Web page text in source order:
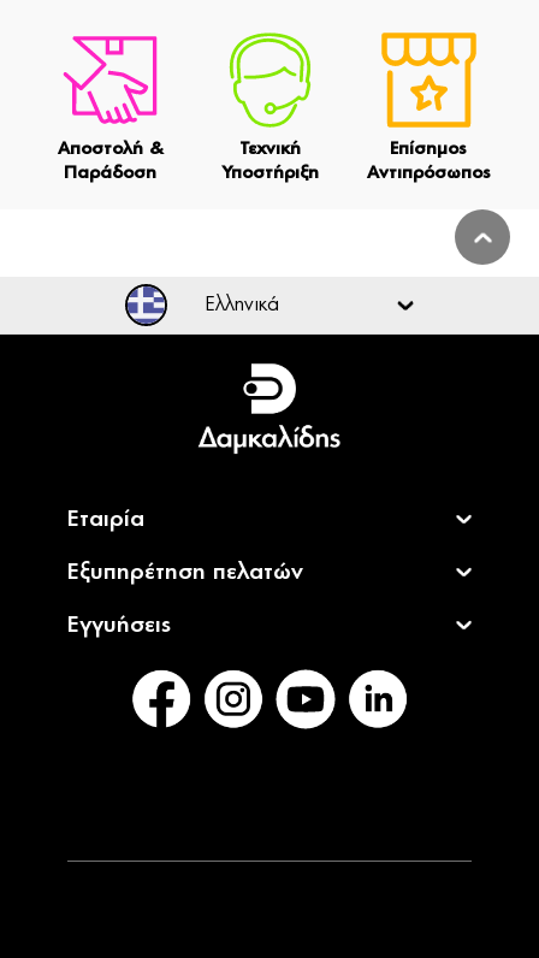
Αποστολή &
Παράδοση
Τεχνική
Υποστήριξη
Επίσημος
Αντιπρόσωπος
Ελληνικά
Ελληνικά
English
Εταιρία
Εξυπηρέτηση πελατών
Εγγυήσεις